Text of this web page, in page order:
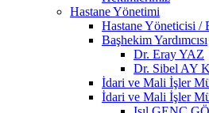
Hastane Yönetimi
Hastane Yöneticisi /
Başhekim Yardımcısı
Dr. Eray YAZ
Dr. Sibel AY
İdari ve Mali İşler
İdari ve Mali İşler